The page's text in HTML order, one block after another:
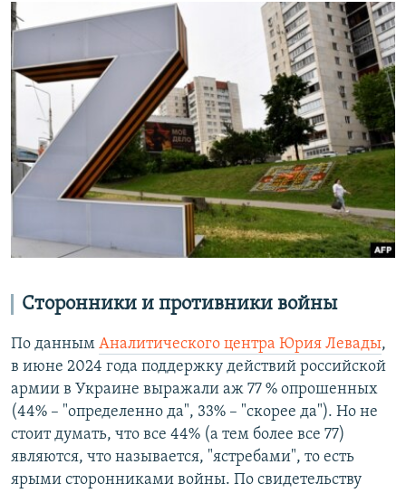
Сторонники и противники войны
По данным Аналитического центра Юрия Левады,
в июне 2024 года поддержку действий российской
армии в Украине выражали аж 77 % опрошенных
(44% – "определенно да", 33% – "скорее да"). Но не
стоит думать, что все 44% (а тем более все 77)
являются, что называется, "ястребами", то есть
ярыми сторонниками войны. По свидетельству